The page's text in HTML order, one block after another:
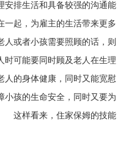
安排生活和具备较强的沟通能
一起，为雇主的生活带来更多
或者小孩需要照顾的话，则
时可能要同时顾及老人在生理
人的身体健康，同时又能宽慰
小孩的生命安全，同时又要为
这样看来，住家保姆的技能